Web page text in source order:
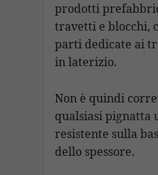
prodotti
travetti e blocchi,
parti dedicate ai
in laterizio.
Non è quindi
qualsiasi pignatta
resistente sulla
dello spessore.